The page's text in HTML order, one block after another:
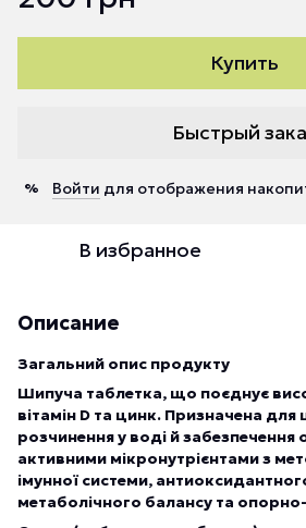
Купить
Быстрый
% Войти для отображения
В избранное
Описание
Загальний опис продукту
Шипуча таблетка, що поєднує
вітамін D та цинк. Призначена
розчинення у воді й забезпечення
активними мікронутрієнтами з
імунної системи,
метаболічного балансу та